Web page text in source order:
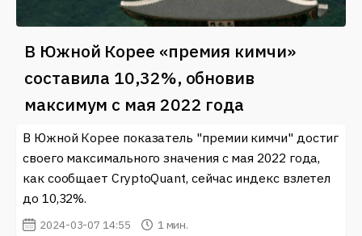
В Южной Корее «премия кимчи»
составила 10,32%, обновив
максимум с мая 2022 года
В Южной Корее показатель "премии кимчи" достиг
своего максимального значения с мая 2022 года,
как сообщает CryptoQuant, сейчас индекс взлетел
до 10,32%.
2024-03-07 14:55 1 мин.